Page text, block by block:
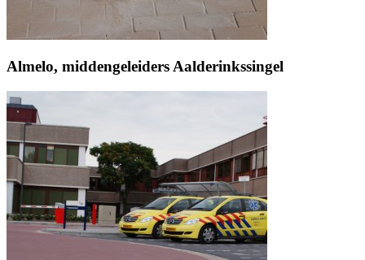
Almelo, middengeleiders Aalderinkssingel